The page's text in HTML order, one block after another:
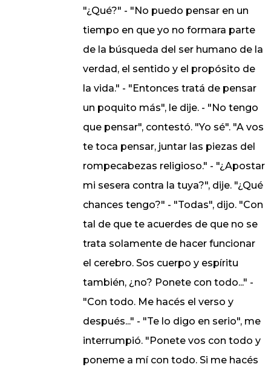
"¿Qué?" - "No puedo pensar en un
tiempo en que yo no formara parte
de la búsqueda del ser humano de la
verdad, el sentido y el propósito de
la vida." - "Entonces tratá de pensar
un poquito más", le dije. - "No tengo
que pensar", contestó. "Yo sé". "A vos
te toca pensar, juntar las piezas del
rompecabezas religioso." - "¿Apostar
mi sesera contra la tuya?", dije. "¿Qué
chances tengo?" - "Todas", dijo. "Con
tal de que te acuerdes de que no se
trata solamente de hacer funcionar
el cerebro. Sos cuerpo y espíritu
también, ¿no? Ponete con todo..." -
"Con todo. Me hacés el verso y
después..." - "Te lo digo en serio", me
interrumpió. "Ponete vos con todo y
poneme a mí con todo. Si me hacés